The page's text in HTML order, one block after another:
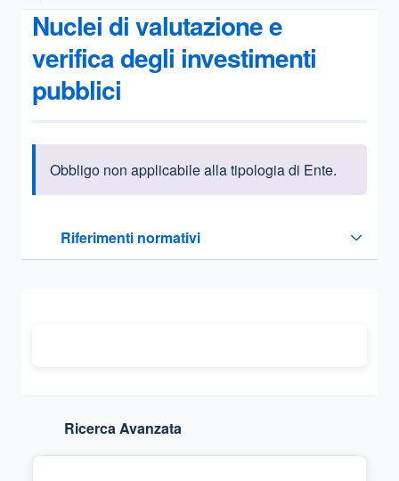
Nuclei di valutazione e
verifica degli investimenti
pubblici
Informazioni introduttive
Obbligo non applicabile alla tipologia di Ente.
Riferimenti normativi
Sezione compressa
Ricerca Avanzata